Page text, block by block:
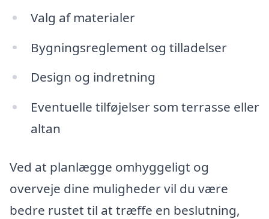
Valg af materialer
Bygningsreglement og tilladelser
Design og indretning
Eventuelle tilføjelser som terrasse eller
altan
Ved at planlægge omhyggeligt og
overveje dine muligheder vil du være
bedre rustet til at træffe en beslutning,